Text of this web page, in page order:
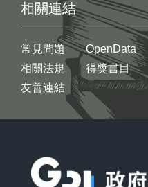
相關連結
常見問題
相關法規
友善連結
OpenData
得獎書目